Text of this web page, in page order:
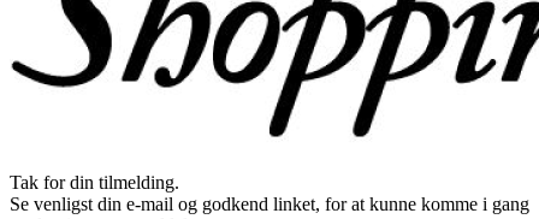
Tak for din tilmelding.
Se venligst din e-mail og godkend linket, for at kunne komme i gang